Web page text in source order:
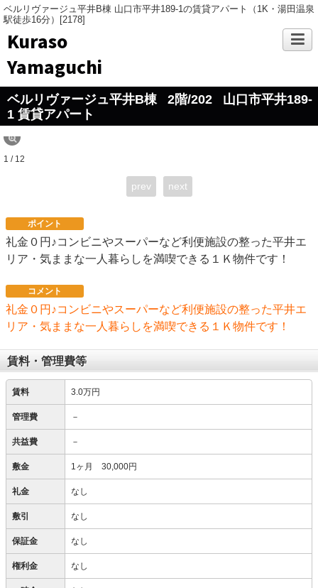
ベルリヴァージュ平井B棟 山口市平井189-1の賃貸アパート（1K・湯田温泉
駅徒歩16分）[2178]
Kuraso
Yamaguchi
ベルリヴァージュ平井B棟 2階/202
山口市平井189-
1 賃貸アパート
1 / 12
prev next
ポイント
礼金０円♪コンビニやスーパーなど利便施設の整った平井エ
リア・気ままな一人暮らしを満喫できる１Ｋ物件です！
コメント
礼金０円♪コンビニやスーパーなど利便施設の整った平井エ
リア・気ままな一人暮らしを満喫できる１Ｋ物件です！
賃料・管理費等
賃料 3.0万円
管理費 －
共益費 －
敷金 1ヶ月 30,000円
礼金 なし
敷引 なし
保証金 なし
権利金 なし